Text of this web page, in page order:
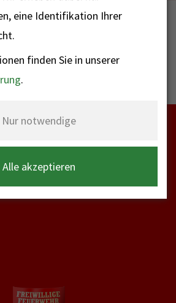
eine Identifikation Ihrer
finden Sie in unserer
.
Nur notwendige
Alle akzeptieren